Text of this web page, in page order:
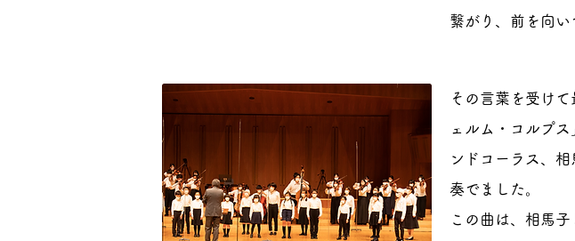
繋がり、前を向い
その言葉を受け
ェルム・コルプ
ンドコーラス、
奏でました。
この曲は、相馬